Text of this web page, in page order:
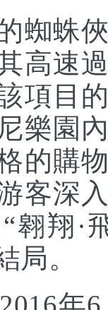
蛛俠
高速
項目
樂園
的購
客深
翱翔·
局。